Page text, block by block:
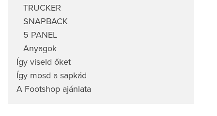
TRUCKER
SNAPBACK
5 PANEL
Anyagok
Így viseld őket
Így mosd a sapkád
A Footshop ajánlata